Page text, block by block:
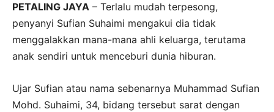
PETALING JAYA – Terlalu mudah terpesong,
penyanyi Sufian Suhaimi mengakui dia tidak
menggalakkan mana-mana ahli keluarga, terutama
anak sendiri untuk menceburi dunia hiburan.
Ujar Sufian atau nama sebenarnya Muhammad Sufian
Mohd. Suhaimi, 34, bidang tersebut sarat dengan